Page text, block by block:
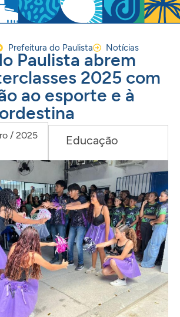
Prefeitura do Paulista Notícias
Paulista abrem
2025 com
ao esporte e à
/ 2025
Educação